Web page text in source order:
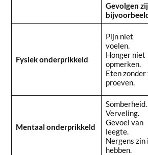
Gevolgen
Fysiek onderprikkeld
Pijn niet
voelen.
Honger niet
opmerken.
Eten zonder
proeven.
Mentaal onderprikkeld
Somberheid.
Verveling.
Gevoel van
leegte.
Nergens zin
hebben.